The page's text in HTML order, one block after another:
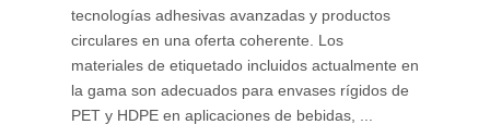
tecnologías adhesivas avanzadas y productos
circulares en una oferta coherente. Los
materiales de etiquetado incluidos actualmente en
la gama son adecuados para envases rígidos de
PET y HDPE en aplicaciones de bebidas, ...